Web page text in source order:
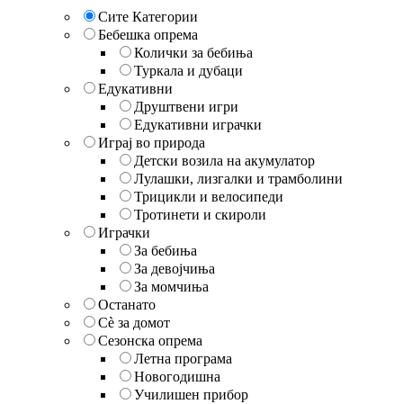
Сите Категории
Бебешка опрема
Колички за бебиња
Туркала и дубаци
Едукативни
Друштвени игри
Едукативни играчки
Играј во природа
Детски возила на акумулатор
Лулашки, лизгалки и трамболини
Трицикли и велосипеди
Тротинети и скироли
Играчки
За бебиња
За девојчиња
За момчиња
Останато
Сè за домот
Сезонска опрема
Летна програма
Новогодишна
Училишен прибор